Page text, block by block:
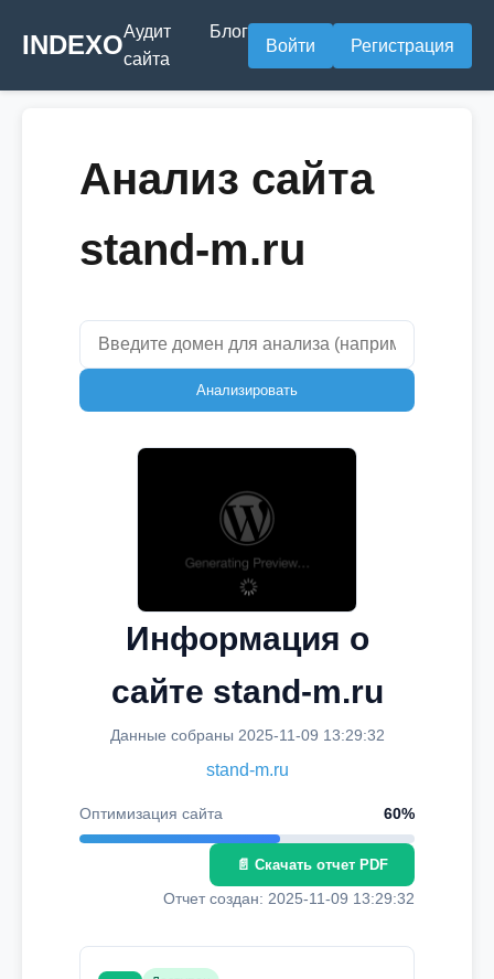
INDEXOАудит
сайта
Блог
Войти Регистрация
Анализ сайта
stand-m.ru
Анализировать
Информация о
сайте stand-m.ru
Данные собраны 2025-11-09 13:29:32
stand-m.ru
Оптимизация сайта 60%
📄 Скачать отчет PDF
Отчет создан: 2025-11-09 13:29:32